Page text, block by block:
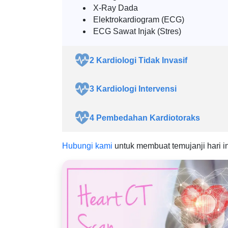
X-Ray Dada
Elektrokardiogram (ECG)
ECG Sawat Injak (Stres)
2 Kardiologi Tidak Invasif
3 Kardiologi Intervensi
4 Pembedahan Kardiotoraks
Hubungi kami untuk membuat temujanji hari